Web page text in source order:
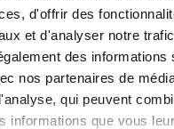
d'offrir des
et d'analyser notre
des informations
nos partenaires de
qui peuvent
informations que vous
avons pensé à
contre les nuisibles est